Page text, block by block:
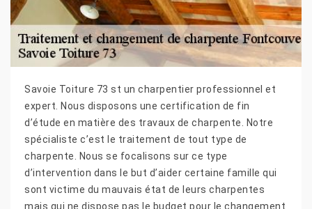
Savoie Toiture 73 st un charpentier professionnel et
expert. Nous disposons une certification de fin
d’étude en matière des travaux de charpente. Notre
spécialiste c’est le traitement de tout type de
charpente. Nous se focalisons sur ce type
d’intervention dans le but d’aider certaine famille qui
sont victime du mauvais état de leurs charpentes
mais qui ne dispose pas le budget pour le changement